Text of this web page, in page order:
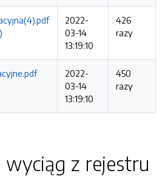
2022-
03-14
13:19:10
426
razy
2022-
03-14
13:19:10
450
razy
z rejestru